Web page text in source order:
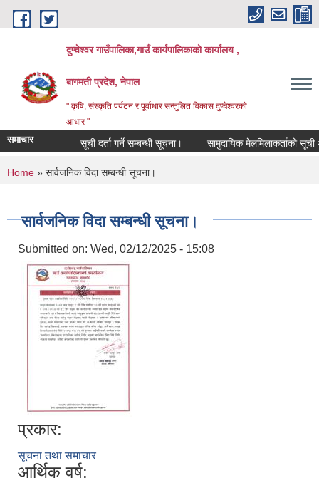
Skip to main content
दुप्चेश्वर गाउँपालिका,गाउँ कार्यपालिकाको कार्यालय ,
बागमती प्रदेश, नेपाल
" कृषि, संस्कृति पर्यटन र पूर्वाधार सन्तुलित विकास दुप्चेश्वरको
आधार "
समाचार सूची दर्ता गर्ने सम्बन्धी सूचना। सामुदायिक मेलमिलाकर्ताको सूची
You are here
Home » सार्वजनिक विदा सम्बन्धी सूचना।
सार्वजनिक विदा सम्बन्धी सूचना।
Submitted on: Wed, 02/12/2025 - 15:08
प्रकार:
सूचना तथा समाचार
आर्थिक वर्ष: